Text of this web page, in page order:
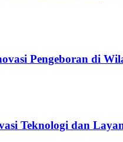
Pengeboran di
Teknologi dan